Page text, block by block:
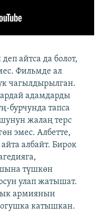
айтса да болот,
Фильмде ал
чагылдырылган.
адамдарды
бурчунда тапса
жалаң терс
эмес. Албетте,
албайт. Бирок
түшкөн
улап жатышат.
армиянын
катышкан.